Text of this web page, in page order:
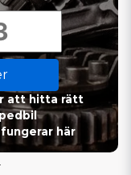
att hitta rätt
här